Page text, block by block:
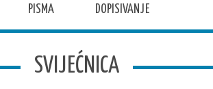
PISMA DOPISIVANJE
SVIJEĆNICA